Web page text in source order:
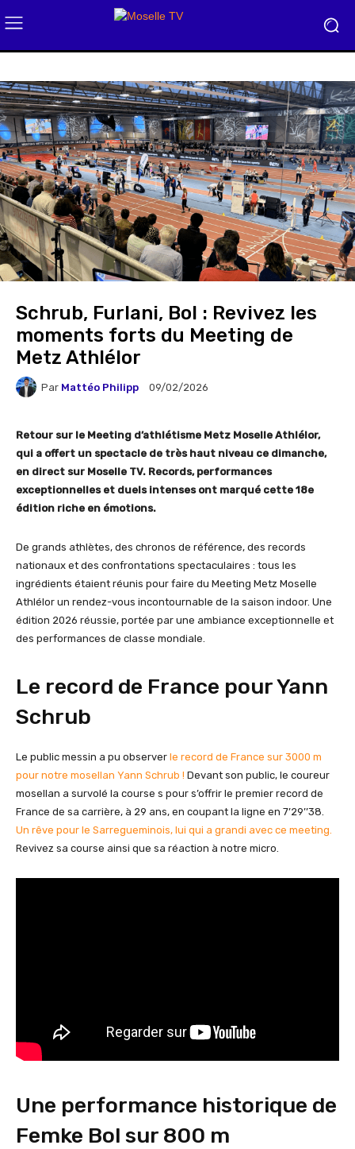
Schrub, Furlani, Bol : Revivez les
moments forts du Meeting de
Metz Athlélor
Par Mattéo Philipp 09/02/2026
Retour sur le Meeting d’athlétisme Metz Moselle Athlélor,
qui a offert un spectacle de très haut niveau ce dimanche,
en direct sur Moselle TV. Records, performances
exceptionnelles et duels intenses ont marqué cette 18e
édition riche en émotions.
De grands athlètes, des chronos de référence, des records
nationaux et des confrontations spectaculaires : tous les
ingrédients étaient réunis pour faire du Meeting Metz Moselle
Athlélor un rendez-vous incontournable de la saison indoor. Une
édition 2026 réussie, portée par une ambiance exceptionnelle et
des performances de classe mondiale.
Le record de France pour Yann
Schrub
Le public messin a pu observer le record de France sur 3000 m
pour notre mosellan Yann Schrub ! Devant son public, le coureur
mosellan a survolé la course s pour s’offrir le premier record de
France de sa carrière, à 29 ans, en coupant la ligne en 7’29’’38.
Un rêve pour le Sarregueminois, lui qui a grandi avec ce meeting.
Revivez sa course ainsi que sa réaction à notre micro.
Une performance historique de
Femke Bol sur 800 m